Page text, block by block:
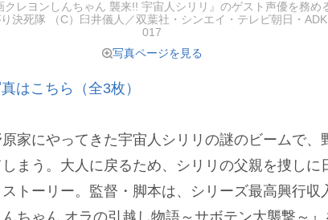
クレヨンしんちゃん 襲来!! 宇宙人シリリ』のゲスト声優を務め
決死隊 （C）臼井儀人／双葉社・シンエイ・テレビ朝日・
017
写真ページを見る
はこちら（全3枚）
家にやってきた宇宙人シリリの謎のビームで、
まう。大人に戻るため、シリリの父親を捜しに
トーリー。監督・脚本は、シリーズ最高興行収
んちゃん オラの引越し物語～サボテン大襲撃～